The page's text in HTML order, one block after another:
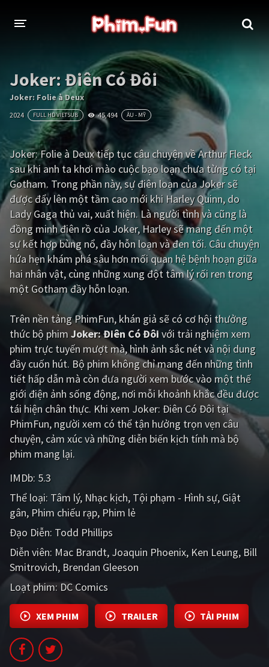
Thần thoại - Cổ trang Hành động
Tâm lý Chiến tranh
Võ thuật - Kiếm hiệp Nhạc kịch
Kinh dị Tội phạm - Hình sự
Phiêu lưu Hài hước
Viễn tưởng Khoa học - Tài liệu
Hoạt hình Thể thao
Tình cảm - Lãng mạn Kỳ ảo
Giật gân
Bí ẩn Lịch sử
Viễn Tây Tiểu sử
GameShow DramaTV
QUỐC GIA
Âu - Mỹ Trung Quốc - Hồng Kông
Hàn Quốc Nhật Bản
Tổng hợp
CẬP NHẬT
PHIM MỚI
PHIM BỘ
PHIM LẺ
PHIM CHIẾU RẠP
TUYỂN TẬP PHIM
Joker: Điên Có Đôi
Joker: Folie à Deux
2024 FULL HD VIETSUB 45,494 ÂU - MỸ
Joker: Folie à Deux tiếp tục câu chuyện về Arthur Fleck
sau khi anh ta khơi mào cuộc bạo loạn chưa từng có tại
Gotham. Trong phần này, sự điên loạn của Joker sẽ
được đẩy lên một tầm cao mới khi Harley Quinn, do
Lady Gaga thủ vai, xuất hiện. Là người tình và cũng là
đồng minh điên rồ của Joker, Harley sẽ mang đến một
sự kết hợp bùng nổ, đầy hỗn loạn và đen tối. Câu chuyện
hứa hẹn khám phá sâu hơn mối quan hệ bệnh hoạn giữa
hai nhân vật, cùng những xung đột tâm lý rối ren trong
một Gotham đầy hỗn loạn.
Trên nền tảngPhimFun, khán giả sẽ có cơ hội thưởng
thức bộ phimJoker: Điên Có Đôivới trải nghiệm xem
phim trực tuyến mượt mà, hình ảnh sắc nét và nội dung
đầy cuốn hút. Bộ phim không chỉ mang đến những tình
tiết hấp dẫn mà còn đưa người xem bước vào một thế
giới điện ảnh sống động, nơi mỗi khoảnh khắc đều được
tái hiện chân thực. Khi xem Joker: Điên Có Đôi tại
PhimFun, người xem có thể tận hưởng trọn vẹn câu
chuyện, cảm xúc và những diễn biến kịch tính mà bộ
phim mang lại.
IMDb: 5.3
Thể loại: Tâm lý Nhạc kịch Tội phạm - Hình sự Giật
gân Phim chiếu rạp Phim lẻ
Đạo Diễn: Todd Phillips
Diễn viên: Mac Brandt Joaquin Phoenix Ken Leung Bill
Smitrovich Brendan Gleeson
Loạt phim: DC Comics
XEM PHIM TRAILER TẢI PHIM